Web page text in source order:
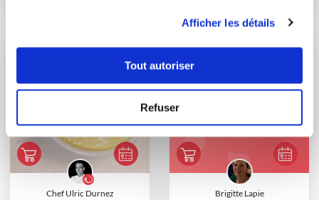
Afficher les détails
Tout autoriser
Refuser
Chef Ulric Durnez Brigitte Lapie